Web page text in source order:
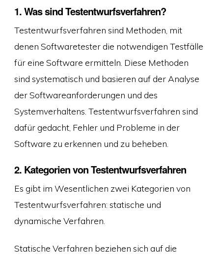
1. Was sind Testentwurfsverfahren?
Testentwurfsverfahren sind Methoden, mit
denen Softwaretester die notwendigen Testfälle
für eine Software ermitteln. Diese Methoden
sind systematisch und basieren auf der Analyse
der Softwareanforderungen und des
Systemverhaltens. Testentwurfsverfahren sind
dafür gedacht, Fehler und Probleme in der
Software zu erkennen und zu beheben.
2. Kategorien von Testentwurfsverfahren
Es gibt im Wesentlichen zwei Kategorien von
Testentwurfsverfahren: statische und
dynamische Verfahren.
Statische Verfahren beziehen sich auf die